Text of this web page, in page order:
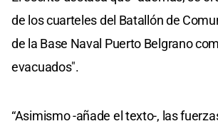
de los cuarteles del Batallón de
de la Base Naval Puerto Belgrano
evacuados".
“Asimismo -añade el texto-, las